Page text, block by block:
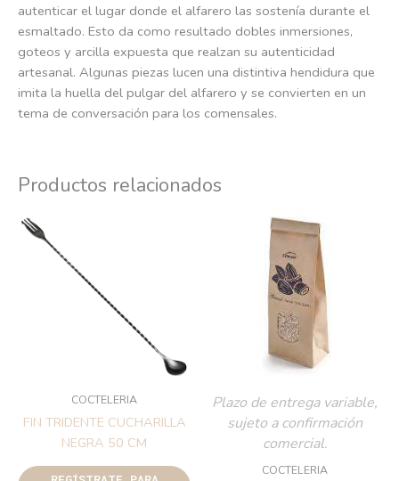
autenticar el lugar donde el alfarero las sostenía durante el
esmaltado. Esto da como resultado dobles inmersiones,
goteos y arcilla expuesta que realzan su autenticidad
artesanal. Algunas piezas lucen una distintiva hendidura que
imita la huella del pulgar del alfarero y se convierten en un
tema de conversación para los comensales.
Productos relacionados
COCTELERIA
FIN TRIDENTE CUCHARILLA
NEGRA 50 CM
Plazo de entrega variable,
sujeto a confirmación
comercial.
COCTELERIA